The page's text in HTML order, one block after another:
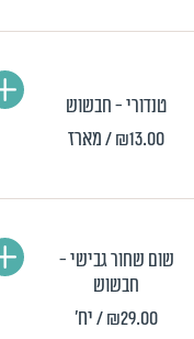
טנדורי - חבשוש
₪13.00/ מארז
שום שחור גבישי -
חבשוש
₪29.00/ יח'